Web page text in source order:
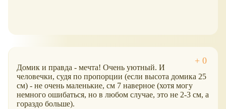
Домик и правда - мечта! Очень уютный. И
человечки, судя по пропорции (если высота домика 25
см) - не очень маленькие, см 7 наверное (хотя могу
немного ошибаться, но в любом случае, это не 2-3 см, а
гораздо больше).